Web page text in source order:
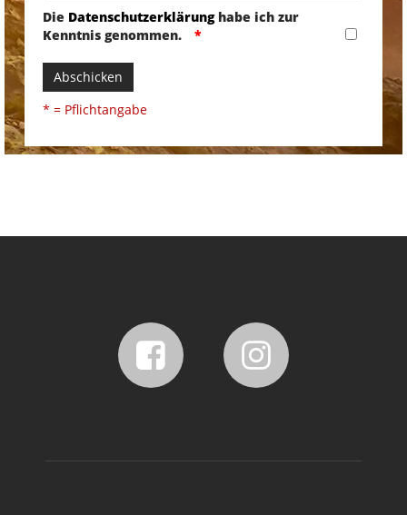
Die Datenschutzerklärunghabe ich zur
Kenntnis genommen.
Abschicken
* = Pflichtangabe